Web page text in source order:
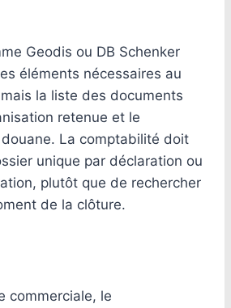
Geodis ou DB Schenker
éléments nécessaires au
la liste des documents
retenue et le
La comptabilité doit
unique par déclaration ou
plutôt que de rechercher
de la clôture.
commerciale, le